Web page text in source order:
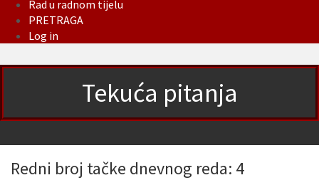
Rad u radnom tijelu
PRETRAGA
Log in
Tekuća pitanja
Redni broj tačke dnevnog reda: 4